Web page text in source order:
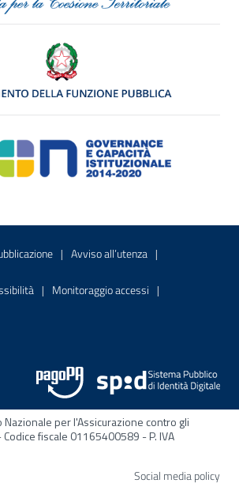
Sito interno - Apre in una nuova
Avviso all’utenza Sito interno -
Sito interno - Apre in una nuova finestra
Monitoraggio accessi Sito interno -
- Apre nella stessa finestra
per l'Assicurazione contro gli
fiscale 01165400589 - P. IVA
Social media policy